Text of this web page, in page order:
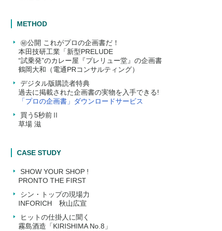
METHOD
㊙公開 これがプロの企画書だ！
本田技研工業「新型PRELUDE
“試乗発”のカレー屋『プレリュー堂』の企画書
鶴岡大和（電通PRコンサルティング）
デジタル版購読者特典
過去に掲載された企画書の実物を入手できる!
「プロの企画書」ダウンロードサービス
買う5秒前Ⅱ
草場 滋
CASE STUDY
SHOW YOUR SHOP !
PRONTO THE FIRST
シン・トップの現場力
INFORICH 秋山広宣
ヒットの仕掛人に聞く
霧島酒造「KIRISHIMA No.8」